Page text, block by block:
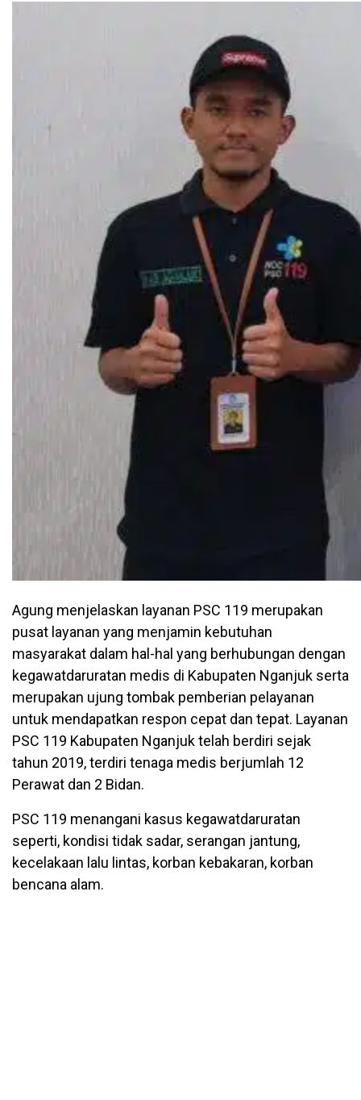
Agung menjelaskan layanan PSC 119 merupakan
pusat layanan yang menjamin kebutuhan
masyarakat dalam hal-hal yang berhubungan dengan
kegawatdaruratan medis di Kabupaten Nganjuk serta
merupakan ujung tombak pemberian pelayanan
untuk mendapatkan respon cepat dan tepat. Layanan
PSC 119 Kabupaten Nganjuk telah berdiri sejak
tahun 2019, terdiri tenaga medis berjumlah 12
Perawat dan 2 Bidan.
PSC 119 menangani kasus kegawatdaruratan
seperti, kondisi tidak sadar, serangan jantung,
kecelakaan lalu lintas, korban kebakaran, korban
bencana alam.